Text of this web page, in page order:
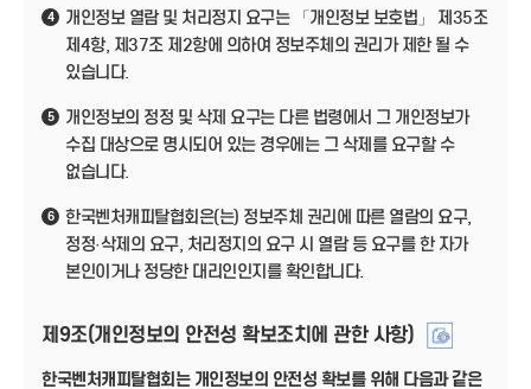
4
개인정보 열람 및 처리정지 요구는 「개인정보 보호법」 제35조
제4항, 제37조 제2항에 의하여 정보주체의 권리가 제한 될 수
있습니다.
5
개인정보의 정정 및 삭제 요구는 다른 법령에서 그 개인정보가
수집 대상으로 명시되어 있는 경우에는 그 삭제를 요구할 수
없습니다.
6
한국벤처캐피탈협회은(는) 정보주체 권리에 따른 열람의 요구,
정정·삭제의 요구, 처리정지의 요구 시 열람 등 요구를 한 자가
본인이거나 정당한 대리인인지를 확인합니다.
제9조(개인정보의 안전성 확보조치에 관한 사항)
한국벤처캐피탈협회는 개인정보의 안전성 확보를 위해 다음과 같은